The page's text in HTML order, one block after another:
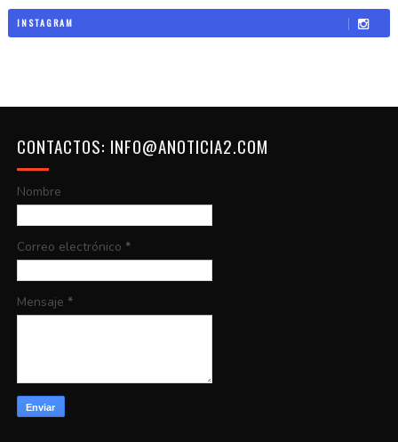
INSTAGRAM
CONTACTOS: INFO@ANOTICIA2.COM
Nombre
Correo electrónico *
Mensaje *